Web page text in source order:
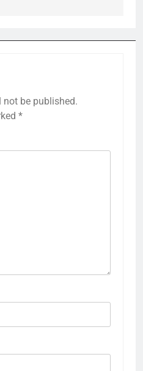
be published.
*